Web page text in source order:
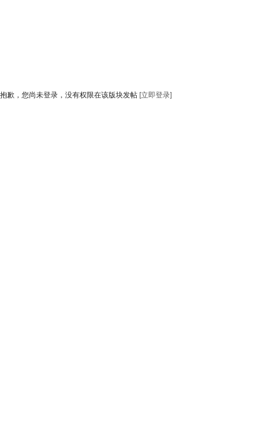
抱歉，您尚未登录，没有权限在该版块发帖 [立即登录]